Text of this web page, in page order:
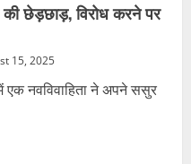
छेड़छाड़, विरोध करने पर
15, 2025
नवविवाहिता ने अपने ससुर